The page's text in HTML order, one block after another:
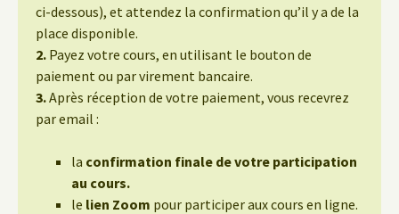
ci-dessous), et attendez la confirmation qu’il y a de la
place disponible.
2. Payez votre cours, en utilisant le bouton de
paiement ou par virement bancaire.
3.Après réception de votre paiement, vous recevrez
par email :
la confirmation finale de votre participation
au cours.
le lien Zoom pour participer aux cours en ligne.